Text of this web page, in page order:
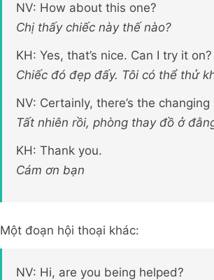
NV: How about this one?
Chị thấy chiếc này thế nào?
KH: Yes, that’s nice. Can I try it on?
Chiếc đó đẹp đấy. Tôi có thể thử
NV: Certainly, there’s the
Tất nhiên rồi, phòng thay đồ ở
KH: Thank you.
Cám ơn bạn
Một đoạn hội thoại khác:
NV: Hi, are you being helped?